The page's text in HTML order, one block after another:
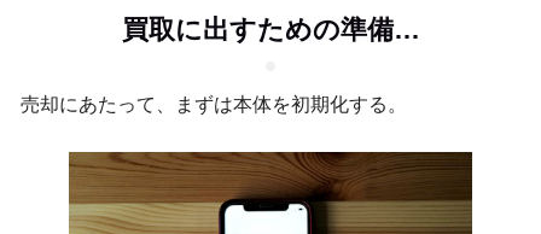
買取に出すための準備…
売却にあたって、まずは本体を初期化する。